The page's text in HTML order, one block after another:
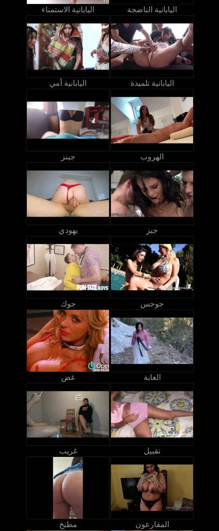
اليابانية الاستمناء اليابانية الناضجة
اليابانية أمي اليابانية تلميذة
جينز الهروب
يهودي جيز
جوك جوجس
غض الغابة
غريب تقبيل
مطبخ المقارعون